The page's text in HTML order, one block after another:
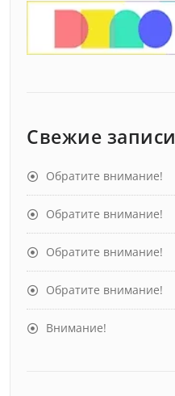
Свежие записи
Обратите внимание!
Обратите внимание!
Обратите внимание!
Обратите внимание!
Внимание!